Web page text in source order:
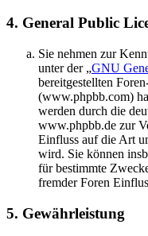
4. General Public
Sie nehmen zur
unter der „GNU
bereitgestellten
(www.phpbb.com)
werden durch die
www.phpbb.de zur
Einfluss auf die Art
wird. Sie können
für bestimmte
fremder Foren
5. Gewährleistung